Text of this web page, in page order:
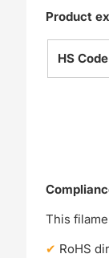
Product
HS
This
RoHS